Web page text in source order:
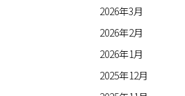
2026年3月
2026年2月
2026年1月
2025年12月